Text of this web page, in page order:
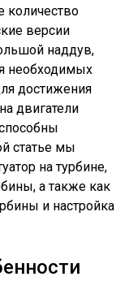
количество
версии
наддув,
необходимых
достижения
двигатели
статье мы
на турбине,
а также как
и настройка